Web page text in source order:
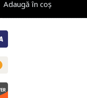
Adaugă în coș